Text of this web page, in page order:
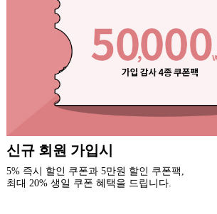
록시걸 카톡 채널 추가
3천원 할인 쿠폰을 드립니다.(중복 사용 가능)
새로운 소식과 이벤트 혜택을 받아보세요.